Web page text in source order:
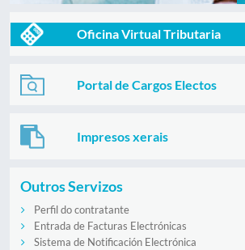
Oficina Virtual Tributaria
Portal de Cargos Electos
Impresos xerais
Outros Servizos
Perfil do contratante
Entrada de Facturas Electrónicas
Sistema de Notificación Electrónica